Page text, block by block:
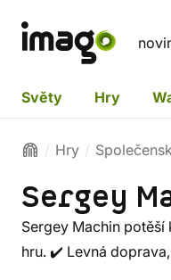
Světy Hry
Hry
Sergey
Sergey Machin
hru. ✔️ Levná